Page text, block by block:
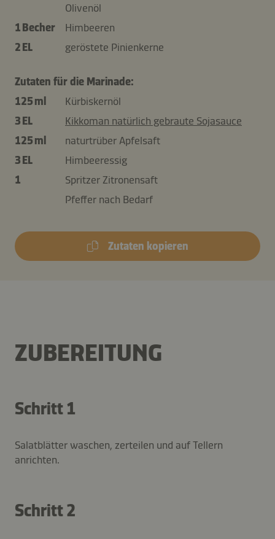
Olivenöl
1 Becher
Himbeeren
2 EL
geröstete Pinienkerne
Zutaten für die Marinade:
125 ml
Kürbiskernöl
3 EL
Kikkoman natürlich gebraute Sojasauce
125 ml
naturtrüber Apfelsaft
3 EL
Himbeeressig
1
Spritzer Zitronensaft
Pfeffer nach Bedarf
Zutaten kopieren
ZUBEREITUNG
Schritt 1
Salatblätter waschen, zerteilen und auf Tellern
anrichten.
Schritt 2